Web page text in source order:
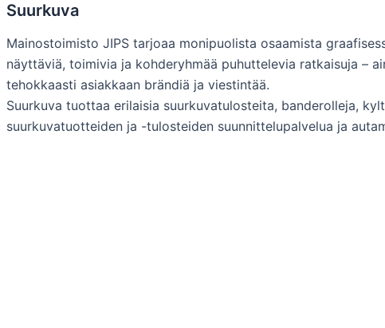
Suurkuva
Mainostoimisto JIPS tarjoaa monipuolista osaamista
näyttäviä, toimivia ja kohderyhmää puhuttelevia ratkaisuja –
tehokkaasti asiakkaan brändiä ja viestintää.
Suurkuva tuottaa erilaisia suurkuvatulosteita, banderolleja,
suurkuvatuotteiden ja -tulosteiden suunnittelupalvelua ja